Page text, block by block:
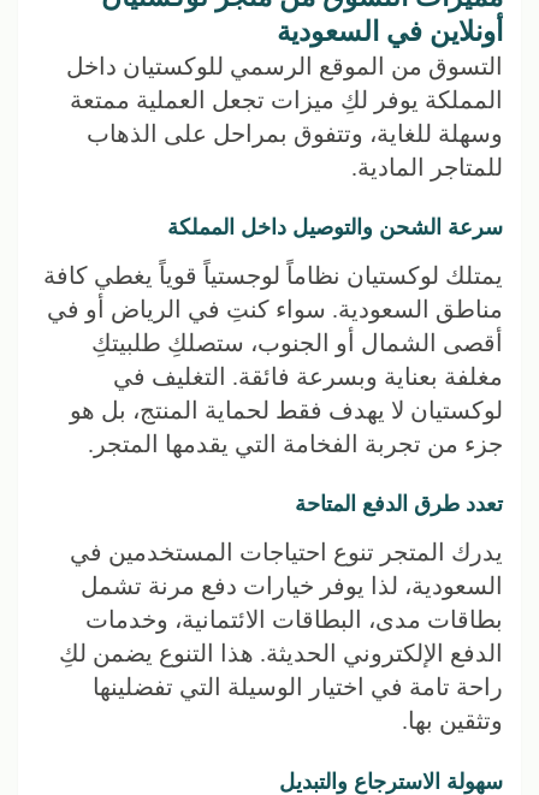
أونلاين في السعودية
التسوق من الموقع الرسمي للوكستيان داخل
المملكة يوفر لكِ ميزات تجعل العملية ممتعة
وسهلة للغاية، وتتفوق بمراحل على الذهاب
للمتاجر المادية.
سرعة الشحن والتوصيل داخل المملكة
يمتلك لوكستيان نظاماً لوجستياً قوياً يغطي كافة
مناطق السعودية. سواء كنتِ في الرياض أو في
أقصى الشمال أو الجنوب، ستصلكِ طلبيتكِ
مغلفة بعناية وبسرعة فائقة. التغليف في
لوكستيان لا يهدف فقط لحماية المنتج، بل هو
جزء من تجربة الفخامة التي يقدمها المتجر.
تعدد طرق الدفع المتاحة
يدرك المتجر تنوع احتياجات المستخدمين في
السعودية، لذا يوفر خيارات دفع مرنة تشمل
بطاقات مدى، البطاقات الائتمانية، وخدمات
الدفع الإلكتروني الحديثة. هذا التنوع يضمن لكِ
راحة تامة في اختيار الوسيلة التي تفضلينها
وتثقين بها.
سهولة الاسترجاع والتبديل